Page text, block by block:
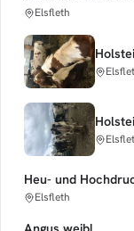
Elsfleth
Heu- und
Elsfleth